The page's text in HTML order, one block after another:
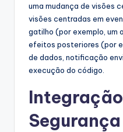
uma mudança de visões
visões centradas em
gatilho (por exemplo, um
efeitos posteriores (por
de dados, notificação
execução do código.
Segurança